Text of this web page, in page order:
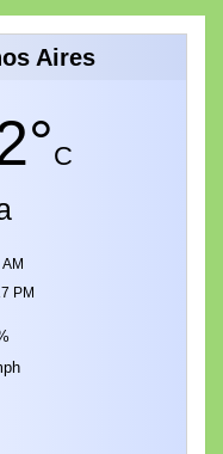
Aires
C
PM